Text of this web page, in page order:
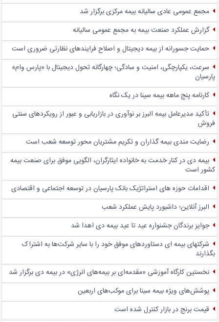
مجمع عمومی عادی سالیانه بیمه مرکزی برگزار شد
گزارش عملکرد صنعت بیمه به مجمع عمومی سالیانه
حمایت جسورانه از بیمه دیجیتال و اصلاح فرایندهای نظارتی ضروری است
سرعت، یکپارچگی، امنیت و سادگی؛ چهار‌گانه تحول دیجیتال با «پارس وام»
پارسیان
کارنامه پنج ماهه بیمه سینا در یک نگاه
تأکید مدیرعامل بیمه البرز بر نوآوری در بازاریابی و عبور از رویکردهای سنتی
فروش
رضایت مندی بیمه گذاران و تکریم مشتریان محور توسعه شعب است
بیمه دی در کنار خدمت به خانواده ایثارگران، الگویی موفق برای صنعت بیمه
کشور است
اقدامات حوزه های استراتژیک بانک پارسیان در توسعه اجتماعی و اقتصادی
البرز آنلاین؛ داشبورد پایش عملکرد شعب
جوایز برندگان جشنواره عید تا عید بیمه دی اهدا شد
شرکتهای بیمه ای دستاوردهای موفق خود را با سایر شرکت‌ها به اشتراک
بگذارند
نخستین کارگاه آموزشی «مقدمه‌ای بر بیمه‌های انرژی» در بیمه دی برگزار شد
پوشش‌های ویژه بیمه سینا برای موکب‌های اربعین
قیمت برنج در بازار کنترل شده است